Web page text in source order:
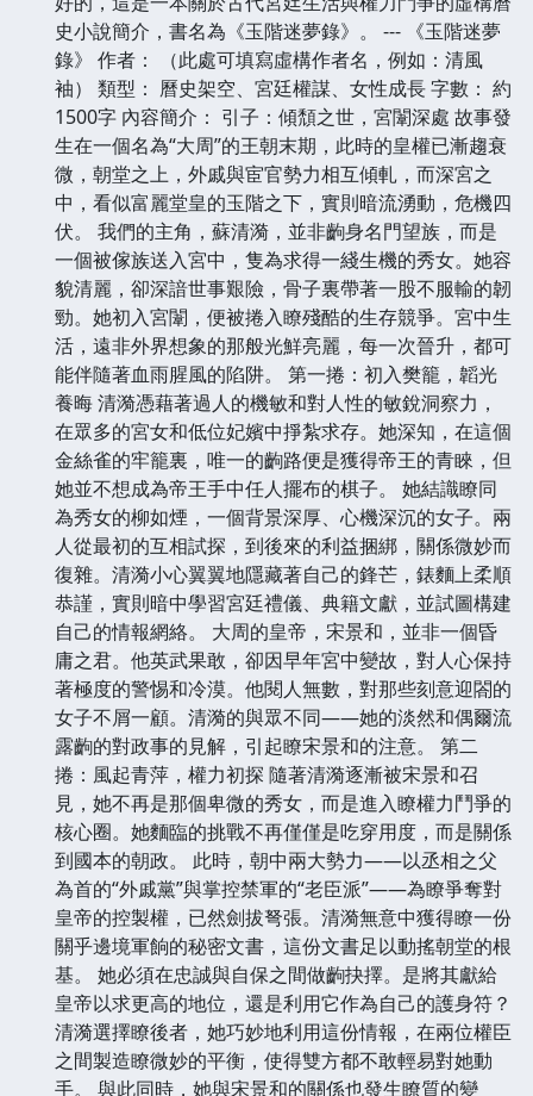
史小說簡介，書名為《玉階迷夢錄》。 --- 《玉階迷夢
錄》 作者： （此處可填寫虛構作者名，例如：清風
袖） 類型： 曆史架空、宮廷權謀、女性成長 字數： 約
1500字 內容簡介： 引子：傾頹之世，宮闈深處 故事發
生在一個名為“大周”的王朝末期，此時的皇權已漸趨衰
微，朝堂之上，外戚與宦官勢力相互傾軋，而深宮之
中，看似富麗堂皇的玉階之下，實則暗流湧動，危機四
伏。 我們的主角，蘇清漪，並非齣身名門望族，而是
一個被傢族送入宮中，隻為求得一綫生機的秀女。她容
貌清麗，卻深諳世事艱險，骨子裏帶著一股不服輸的韌
勁。她初入宮闈，便被捲入瞭殘酷的生存競爭。宮中生
活，遠非外界想象的那般光鮮亮麗，每一次晉升，都可
能伴隨著血雨腥風的陷阱。 第一捲：初入樊籠，韜光
養晦 清漪憑藉著過人的機敏和對人性的敏銳洞察力，
在眾多的宮女和低位妃嬪中掙紮求存。她深知，在這個
金絲雀的牢籠裏，唯一的齣路便是獲得帝王的青睞，但
她並不想成為帝王手中任人擺布的棋子。 她結識瞭同
為秀女的柳如煙，一個背景深厚、心機深沉的女子。兩
人從最初的互相試探，到後來的利益捆綁，關係微妙而
復雜。清漪小心翼翼地隱藏著自己的鋒芒，錶麵上柔順
恭謹，實則暗中學習宮廷禮儀、典籍文獻，並試圖構建
自己的情報網絡。 大周的皇帝，宋景和，並非一個昏
庸之君。他英武果敢，卻因早年宮中變故，對人心保持
著極度的警惕和冷漠。他閱人無數，對那些刻意迎閤的
女子不屑一顧。清漪的與眾不同——她的淡然和偶爾流
露齣的對政事的見解，引起瞭宋景和的注意。 第二
捲：風起青萍，權力初探 隨著清漪逐漸被宋景和召
見，她不再是那個卑微的秀女，而是進入瞭權力鬥爭的
核心圈。她麵臨的挑戰不再僅僅是吃穿用度，而是關係
到國本的朝政。 此時，朝中兩大勢力——以丞相之父
為首的“外戚黨”與掌控禁軍的“老臣派”——為瞭爭奪對
皇帝的控製權，已然劍拔弩張。清漪無意中獲得瞭一份
關乎邊境軍餉的秘密文書，這份文書足以動搖朝堂的根
基。 她必須在忠誠與自保之間做齣抉擇。是將其獻給
皇帝以求更高的地位，還是利用它作為自己的護身符？
清漪選擇瞭後者，她巧妙地利用這份情報，在兩位權臣
之間製造瞭微妙的平衡，使得雙方都不敢輕易對她動
手。 與此同時，她與宋景和的關係也發生瞭質的變